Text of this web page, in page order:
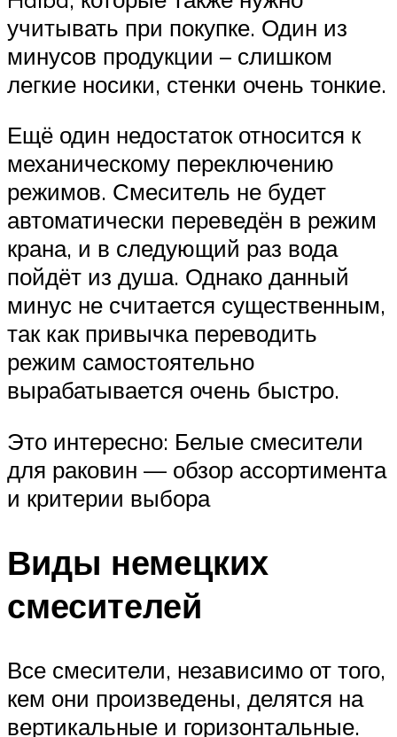
учитывать при покупке. Один из
минусов продукции – слишком
легкие носики, стенки очень тонкие.
Ещё один недостаток относится к
механическому переключению
режимов. Смеситель не будет
автоматически переведён в режим
крана, и в следующий раз вода
пойдёт из душа. Однако данный
минус не считается существенным,
так как привычка переводить
режим самостоятельно
вырабатывается очень быстро.
Это интересно: Белые смесители
для раковин — обзор ассортимента
и критерии выбора
Виды немецких
смесителей
Все смесители, независимо от того,
кем они произведены, делятся на
вертикальные и горизонтальные.